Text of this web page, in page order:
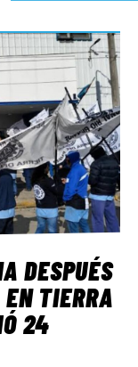
DESPUÉS
TIERRA
24